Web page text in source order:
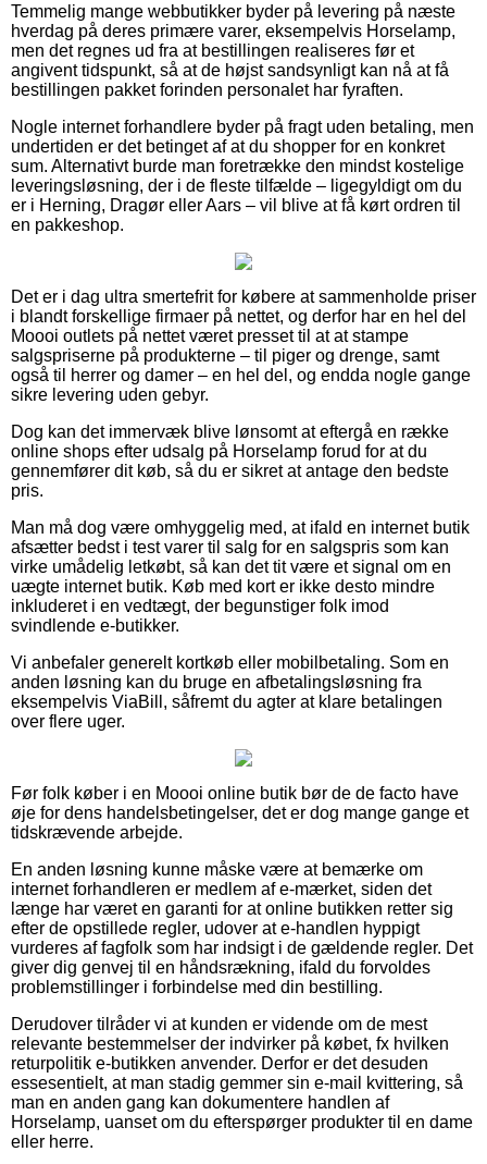
Temmelig mange webbutikker byder på levering på næste
hverdag på deres primære varer, eksempelvis Horselamp,
men det regnes ud fra at bestillingen realiseres før et
angivent tidspunkt, så at de højst sandsynligt kan nå at få
bestillingen pakket forinden personalet har fyraften.
Nogle internet forhandlere byder på fragt uden betaling, men
undertiden er det betinget af at du shopper for en konkret
sum. Alternativt burde man foretrække den mindst kostelige
leveringsløsning, der i de fleste tilfælde – ligegyldigt om du
er i Herning, Dragør eller Aars – vil blive at få kørt ordren til
en pakkeshop.
Det er i dag ultra smertefrit for købere at sammenholde priser
i blandt forskellige firmaer på nettet, og derfor har en hel del
Moooi outlets på nettet været presset til at at stampe
salgspriserne på produkterne – til piger og drenge, samt
også til herrer og damer – en hel del, og endda nogle gange
sikre levering uden gebyr.
Dog kan det immervæk blive lønsomt at eftergå en række
online shops efter udsalg på Horselamp forud for at du
gennemfører dit køb, så du er sikret at antage den bedste
pris.
Man må dog være omhyggelig med, at ifald en internet butik
afsætter bedst i test varer til salg for en salgspris som kan
virke umådelig letkøbt, så kan det tit være et signal om en
uægte internet butik. Køb med kort er ikke desto mindre
inkluderet i en vedtægt, der begunstiger folk imod
svindlende e-butikker.
Vi anbefaler generelt kortkøb eller mobilbetaling. Som en
anden løsning kan du bruge en afbetalingsløsning fra
eksempelvis ViaBill, såfremt du agter at klare betalingen
over flere uger.
Før folk køber i en Moooi online butik bør de de facto have
øje for dens handelsbetingelser, det er dog mange gange et
tidskrævende arbejde.
En anden løsning kunne måske være at bemærke om
internet forhandleren er medlem af e-mærket, siden det
længe har været en garanti for at online butikken retter sig
efter de opstillede regler, udover at e-handlen hyppigt
vurderes af fagfolk som har indsigt i de gældende regler. Det
giver dig genvej til en håndsrækning, ifald du forvoldes
problemstillinger i forbindelse med din bestilling.
Derudover tilråder vi at kunden er vidende om de mest
relevante bestemmelser der indvirker på købet, fx hvilken
returpolitik e-butikken anvender. Derfor er det desuden
essesentielt, at man stadig gemmer sin e-mail kvittering, så
man en anden gang kan dokumentere handlen af
Horselamp, uanset om du efterspørger produkter til en dame
eller herre.